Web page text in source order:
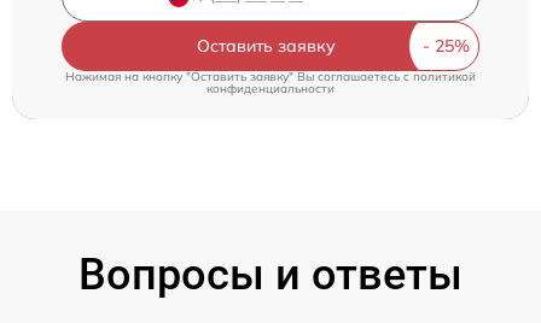
Оставить заявку
Нажимая на кнопку "Оставить заявку" Вы соглашаетесь cполитикой
конфиденциальности
Вопросы и ответы